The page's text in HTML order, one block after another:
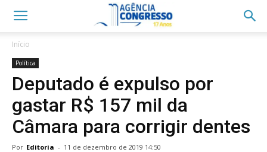
Início
Política
Deputado é expulso por
gastar R$ 157 mil da
Câmara para corrigir dentes
Por Editoria - 11 de dezembro de 2019 14:50